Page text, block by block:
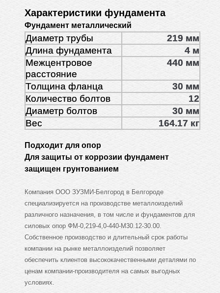
Характеристики фундамента
Фундамент металлический
Диаметр трубы
219 мм
Длина фундамента
4 м
Межцентровое
расстояние
440 мм
Толщина фланца
30 мм
Количество болтов
12
Диаметр болтов
30 мм
Вес
164.17 кг
Подходит для опор
Для защиты от коррозии фундамент
защищен грунтованием
Компания ООО ЗУЗМИ-Белгород в Белгороде
специализируется на производстве металлоизделий
различного назначения, в том числе и фундаментов для
силовых опор ФМ-0,219-4,0-440-М30.12-30.00.
Собственное производство и длительный срок работы
компании на рынке металлоизделий позволяет
обеспечить клиентов высококачественными деталями по
ценам компании-производителя на самых выгодных
условиях.